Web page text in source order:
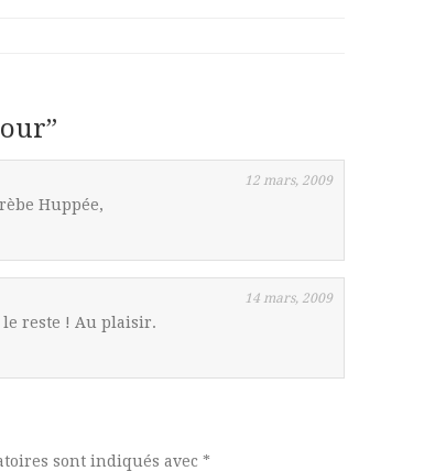
”
12 mars, 2009
Huppée,
14 mars, 2009
le reste ! Au plaisir.
sont indiqués avec *